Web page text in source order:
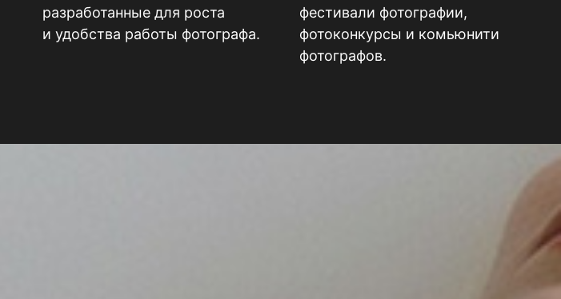
разработанные для роста
и удобства работы фотографа.
фестивали фотографии,
фотоконкурсы и комьюнити
фотографов.